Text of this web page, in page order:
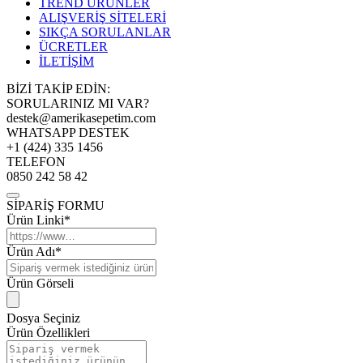
ALIŞVERİŞ SİTELERİ
SIKÇA SORULANLAR
ÜCRETLER
İLETİŞİM
BİZİ TAKİP EDİN:
SORULARINIZ MI VAR?
destek@amerikasepetim.com
WHATSAPP DESTEK
+1 (424) 335 1456
TELEFON
0850 242 58 42
SİPARİŞ FORMU
Ürün Linki*
Ürün Adı*
Ürün Görseli
Dosya Seçiniz
Ürün Özellikleri